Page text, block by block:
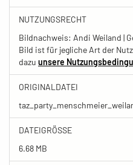
NUTZUNGSRECHT
Bildnachweis: Andi Weiland |
Bild ist für jegliche Art der
dazu unsere
ORIGINALDATEI
DATEIGRÖSSE
6.68 MB